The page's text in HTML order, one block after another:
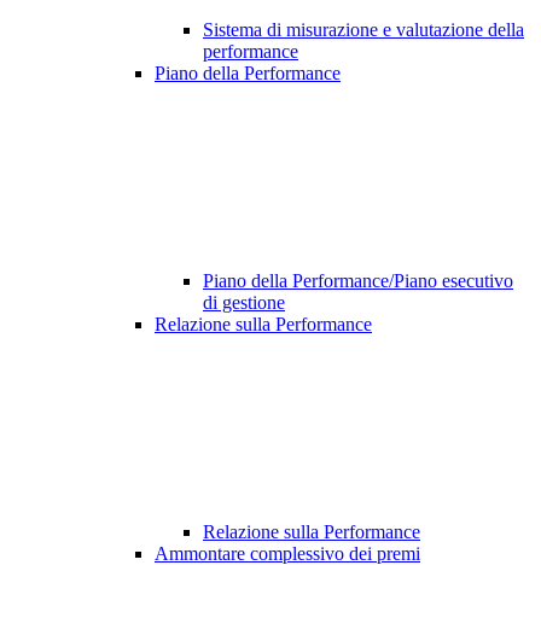
Sistema di misurazione e valutazione della
performance
Piano della Performance
Piano della Performance/Piano esecutivo
di gestione
Relazione sulla Performance
Relazione sulla Performance
Ammontare complessivo dei premi